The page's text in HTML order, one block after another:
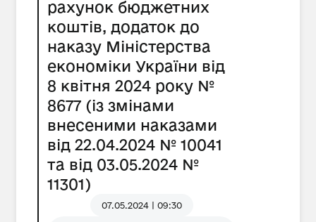
рахунок бюджетних
коштів, додаток до
наказу Міністерства
економіки України від
8 квітня 2024 року №
8677 (із змінами
внесеними наказами
від 22.04.2024 № 10041
та від 03.05.2024 №
11301)
07.05.2024 | 09:30